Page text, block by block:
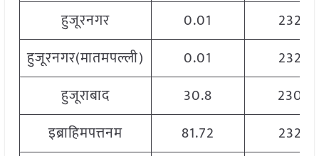
हुजूरनगर 0.01
2320
हुजूरनगर(मातमपल्ली)
0.01
2320
हुजूराबाद
30.8
2300
इब्राहिमपत्तनम
81.72
2320